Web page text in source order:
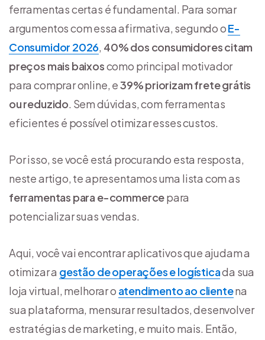
ferramentas certas é fundamental. Para somar
argumentos com essa afirmativa, segundo oE-
Consumidor 2026, 40% dos consumidores citam
preços mais baixoscomo principal motivador
para comprar online, e39% priorizam frete grátis
ou reduzido. Sem dúvidas, com ferramentas
eficientes é possível otimizar esses custos.
Por isso, se você está procurando esta resposta,
neste artigo, te apresentamos uma lista com as
ferramentas para e-commercepara
potencializar suas vendas.
Aqui, você vai encontrar aplicativos que ajudam a
otimizar a gestão de operações e logísticada sua
loja virtual, melhorar o atendimento ao clientena
sua plataforma, mensurar resultados, desenvolver
estratégias de marketing, e muito mais. Então,